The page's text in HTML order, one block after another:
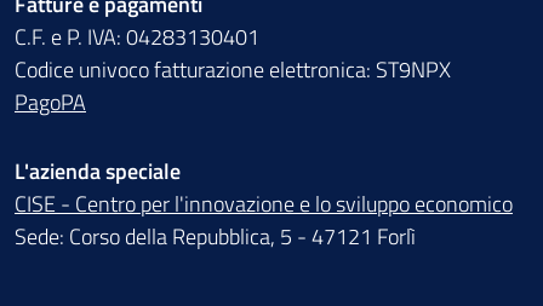
C.F. e P. IVA: 04283130401
Codice univoco fatturazione elettronica: ST9NPX
PagoPA
L'azienda speciale
CISE - Centro per l'innovazione e lo sviluppo economico
Sede: Corso della Repubblica, 5 - 47121 Forlì